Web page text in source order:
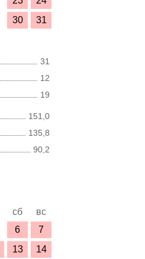
30 31
31
12
19
151,0
135,8
90,2
сб
вс
6
7
13
14